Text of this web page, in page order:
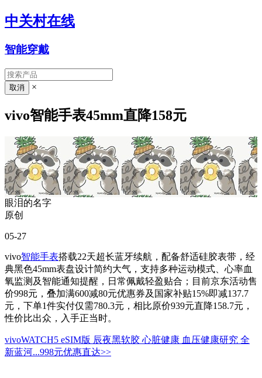
中关村在线
智能穿戴
×
vivo智能手表45mm直降158元
眼泪的名字
原创
05-27
vivo智能手表搭载22天超长蓝牙续航，配备舒适硅胶表带，经
典黑色45mm表盘设计简约大气，支持多种运动模式、心率血
氧监测及智能通知提醒，日常佩戴轻盈贴合；目前京东活动售
价998元，叠加满600减80元优惠券及国家补贴15%即减137.7
元，下单1件实付仅需780.3元，相比原价939元直降158.7元，
性价比出众，入手正当时。
vivoWATCH5 eSIM版 辰夜黑软胶 心脏健康 血压健康研究 全
新蓝河...998元优惠直达>>